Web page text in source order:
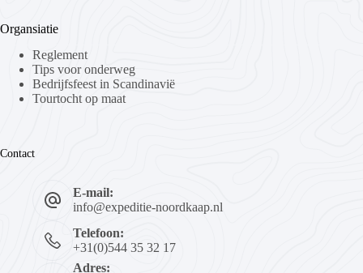
Organsiatie
Reglement
Tips voor onderweg
Bedrijfsfeest in Scandinavië
Tourtocht op maat
Contact
E-mail:
info@expeditie-noordkaap.nl
Telefoon:
+31(0)544 35 32 17
Adres: